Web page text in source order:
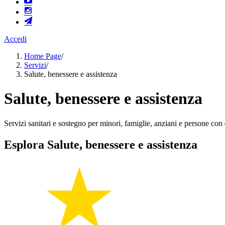
Accedi
Home Page/
Servizi/
Salute, benessere e assistenza
Salute, benessere e assistenza
Servizi sanitari e sostegno per minori, famiglie, anziani e persone con
Esplora Salute, benessere e assistenza